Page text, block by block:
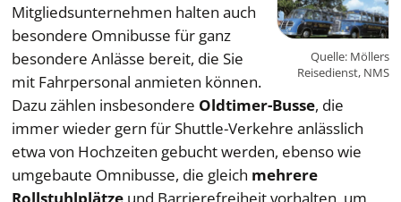
Quelle: Möllers
Reisedienst, NMS
Mitgliedsunternehmen halten auch
besondere Omnibusse für ganz
besondere Anlässe bereit, die Sie
mit Fahrpersonal anmieten können.
Dazu zählen insbesondere Oldtimer-Busse, die
immer wieder gern für Shuttle-Verkehre anlässlich
etwa von Hochzeiten gebucht werden, ebenso wie
umgebaute Omnibusse, die gleich mehrere
Rollstuhlplätzeund Barrierefreiheit vorhalten, um